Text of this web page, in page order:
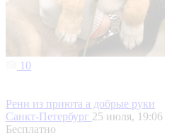
10
Рени из приюта а добрые руки
Санкт-Петербург 25 июля, 19:06
Бесплатно